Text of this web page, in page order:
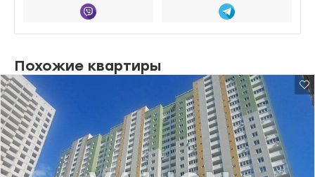
Похожие квартиры